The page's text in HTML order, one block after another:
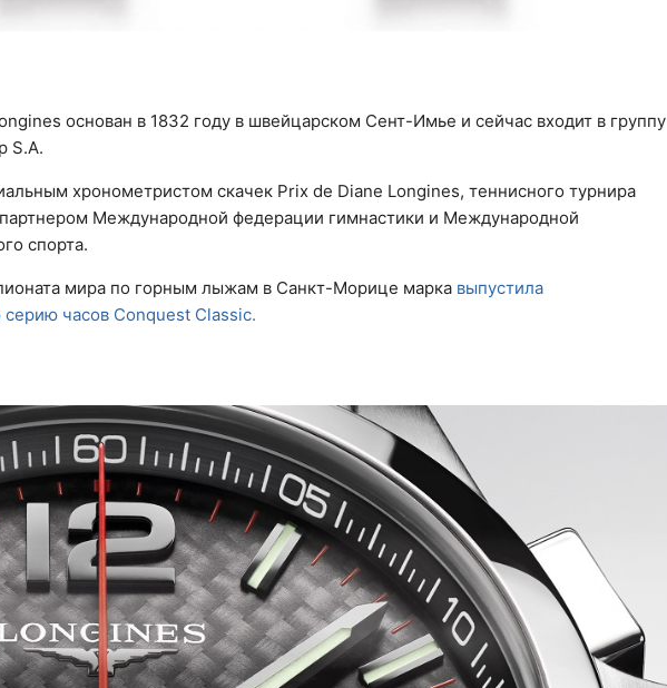
основан в 1832 году в швейцарском Сент-Имье и сейчас входит в группу
S.A.
хронометристом скачек Prix de Diane Longines, теннисного турнира
Международной федерации гимнастики и Международной
спорта.
мира по горным лыжам в Санкт-Морице марка выпустила
часов Conquest Classic.